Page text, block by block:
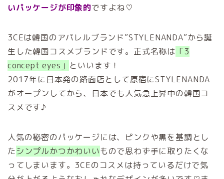
いパッケージが印象的ですよね♡
3CEは韓国のアパレルブランド”STYLENANDA”から誕
生した韓国コスメブランドです。正式名称は 「3
concept eyes」 といいます！
2017年に日本発の路面店として原宿にSTYLENANDA
がオープンしてから、日本でも人気急上昇中の韓国コ
スメです♪
人気の秘密のパッケージには、ピンクや黒を基調とし
たシンプルかつかわいいもので思わず手に取りたくな
ってしまいます。3CEのコスメは持っているだけで気